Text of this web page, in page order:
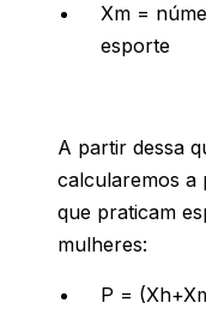
Xm =
esporte
A partir dessa
calcularemos a
que praticam
mulheres:
P =